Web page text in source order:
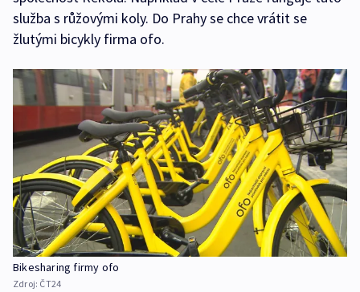
služba s růžovými koly. Do Prahy se chce vrátit se
žlutými bicykly firma ofo.
Bikesharing firmy ofo
Zdroj: ČT24